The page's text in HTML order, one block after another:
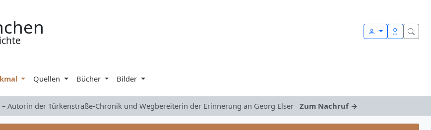
Quellen Bücher Bilder
Autorin der Türkenstraße-Chronik und Wegbereiterin der Erinnerung an Georg Elser Zum Nachruf →